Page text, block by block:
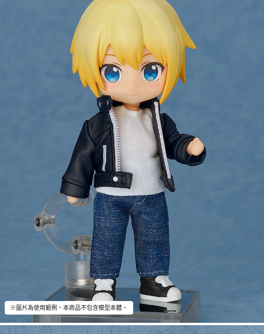
※圖片為使用範例。本商品不包含模型本體。